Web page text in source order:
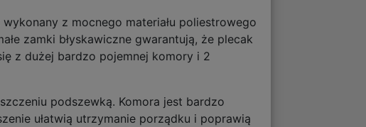
z mocnego materiału poliestrowego
zamki błyskawiczne gwarantują, że plecak
z dużej bardzo pojemnej komory i 2
podszewką. Komora jest bardzo
ułatwią utrzymanie porządku i poprawią